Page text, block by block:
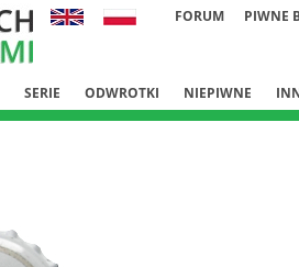
FORUM PIWNE
SERIE ODWROTKI NIEPIWNE